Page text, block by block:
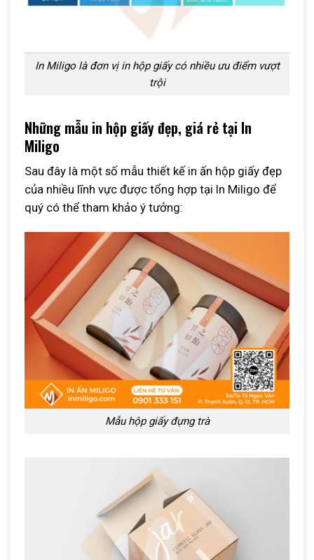
In Miligo là đơn vị in hộp giấy có nhiều ưu điểm vượt
trội
Những mẫu in hộp giấy đẹp, giá rẻ tại In
Miligo
Sau đây là một số mẫu thiết kế in ấn hộp giấy đẹp
của nhiều lĩnh vực được tổng hợp tại In Miligo để
quý có thể tham khảo ý tưởng:
Mẫu hộp giấy đựng trà